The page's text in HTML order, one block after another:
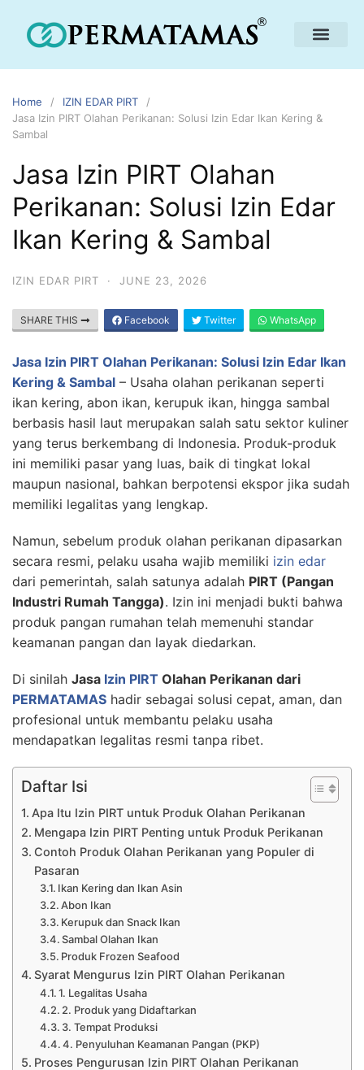
Home
IZIN EDAR PIRT
Jasa Izin PIRT Olahan Perikanan: Solusi Izin Edar Ikan Kering &
Sambal
Jasa Izin PIRT Olahan
Perikanan: Solusi Izin Edar
Ikan Kering & Sambal
IZIN EDAR PIRT · JUNE 23, 2026
SHARE THIS Facebook Twitter WhatsApp
Jasa Izin PIRT Olahan Perikanan: Solusi Izin Edar Ikan
Kering & Sambal – Usaha olahan perikanan seperti
ikan kering, abon ikan, kerupuk ikan, hingga sambal
berbasis hasil laut merupakan salah satu sektor kuliner
yang terus berkembang di Indonesia. Produk-produk
ini memiliki pasar yang luas, baik di tingkat lokal
maupun nasional, bahkan berpotensi ekspor jika sudah
memiliki legalitas yang lengkap.
Namun, sebelum produk olahan perikanan dipasarkan
secara resmi, pelaku usaha wajib memiliki izin edar
dari pemerintah, salah satunya adalah PIRT (Pangan
Industri Rumah Tangga). Izin ini menjadi bukti bahwa
produk pangan rumahan telah memenuhi standar
keamanan pangan dan layak diedarkan.
Di sinilah Jasa Izin PIRT Olahan Perikanan dari
PERMATAMAS hadir sebagai solusi cepat, aman, dan
profesional untuk membantu pelaku usaha
mendapatkan legalitas resmi tanpa ribet.
Daftar Isi
Apa Itu Izin PIRT untuk Produk Olahan Perikanan
Mengapa Izin PIRT Penting untuk Produk Perikanan
Contoh Produk Olahan Perikanan yang Populer di
Pasaran
Ikan Kering dan Ikan Asin
Abon Ikan
Kerupuk dan Snack Ikan
Sambal Olahan Ikan
Produk Frozen Seafood
Syarat Mengurus Izin PIRT Olahan Perikanan
1. Legalitas Usaha
2. Produk yang Didaftarkan
3. Tempat Produksi
4. Penyuluhan Keamanan Pangan (PKP)
Proses Pengurusan Izin PIRT Olahan Perikanan